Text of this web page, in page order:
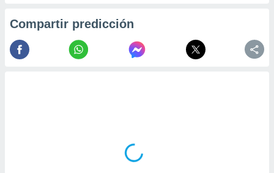
Compartir predicción